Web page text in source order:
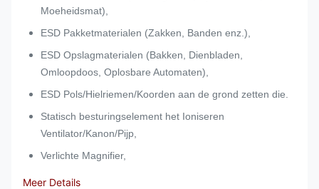
Moeheidsmat),
ESD Pakketmaterialen (Zakken, Banden enz.),
ESD Opslagmaterialen (Bakken, Dienbladen,
Omloopdoos, Oplosbare Automaten),
ESD Pols/Hielriemen/Koorden aan de grond zetten die.
Statisch besturingselement het Ioniseren
Ventilator/Kanon/Pijp,
Verlichte Magnifier,
Meer Details